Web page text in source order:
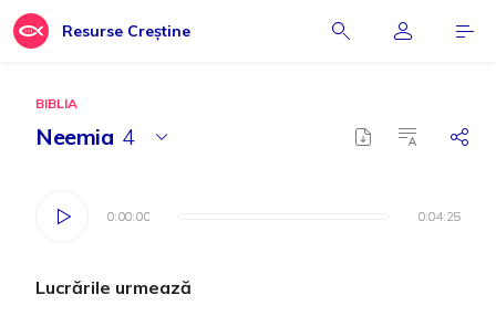
Resurse Creștine
BIBLIA
Neemia 4
0:00:00 0:04:25
0:00:00 0:04:25
Lucrările urmează